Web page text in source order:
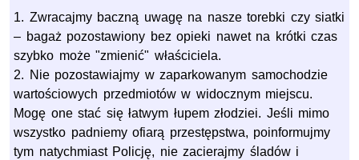
1. Zwracajmy baczną uwagę na nasze torebki czy siatki
– bagaż pozostawiony bez opieki nawet na krótki czas
szybko może "zmienić" właściciela.
2. Nie pozostawiajmy w zaparkowanym samochodzie
wartościowych przedmiotów w widocznym miejscu.
Mogę one stać się łatwym łupem złodziei. Jeśli mimo
wszystko padniemy ofiarą przestępstwa, poinformujmy
tym natychmiast Policję, nie zacierajmy śladów i